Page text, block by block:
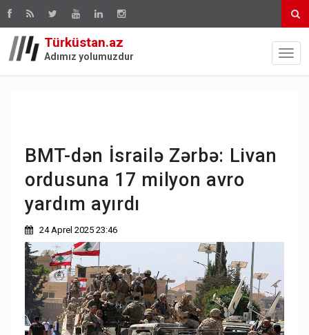
Türküstan.az
Adımız yolumuzdur
BMT-dən İsrailə Zərbə: Livan
ordusuna 17 milyon avro
yardım ayırdı
24 Aprel 2025 23:46